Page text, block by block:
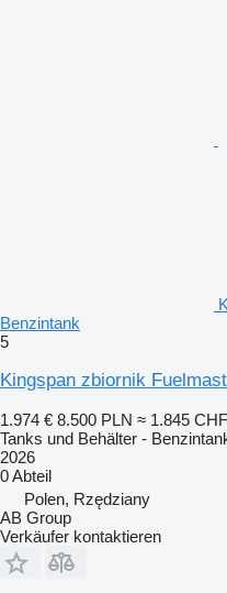
Benzintank
5
Kingspan zbiornik
1.974 € 8.500 PLN ≈ 1.845 CHF
Tanks und Behälter -
2026
0 Abteil
Polen, Rzędziany
AB Group
Verkäufer kontaktieren